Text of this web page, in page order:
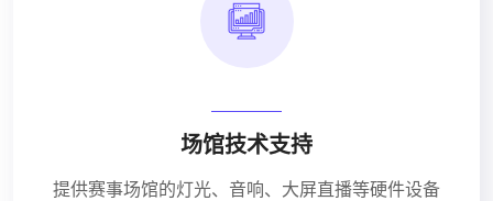
场馆技术支持
提供赛事场馆的灯光、音响、大屏直播等硬件设备